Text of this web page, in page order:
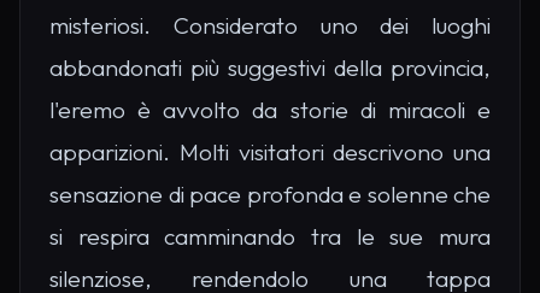
misteriosi. Considerato uno dei luoghi
abbandonati più suggestivi della provincia,
l'eremo è avvolto da storie di miracoli e
apparizioni. Molti visitatori descrivono una
sensazione di pace profonda e solenne che
si respira camminando tra le sue mura
silenziose, rendendolo una tappa